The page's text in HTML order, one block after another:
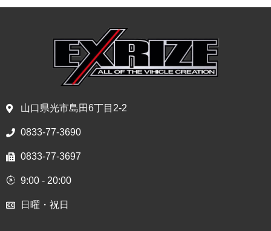
山口県光市島田6丁目2-2
0833-77-3690
0833-77-3697
9:00 - 20:00
日曜・祝日